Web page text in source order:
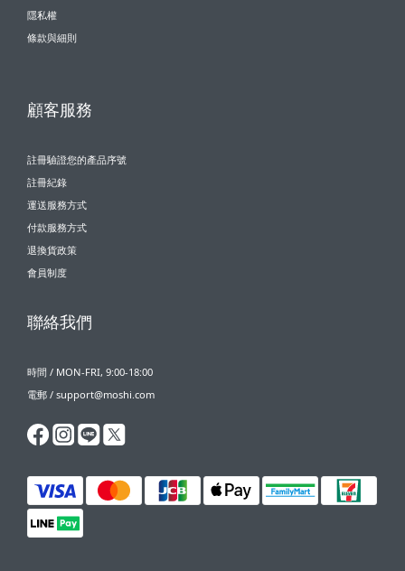
隱私權
條款與細則
顧客服務
註冊驗證您的產品序號
註冊紀錄
運送服務方式
付款服務方式
退換貨政策
會員制度
聯絡我們
時間 / MON-FRI, 9:00-18:00
電郵 / support@moshi.com